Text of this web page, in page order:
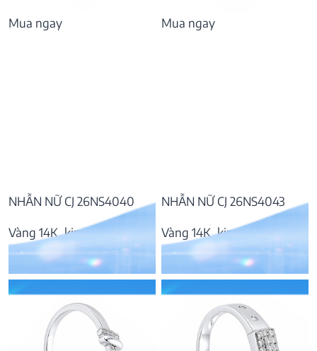
Mua ngay
NHẪN NỮ CJ 26NS4040
Vàng 14K, kim cương
10.317.000₫
Mua ngay
NHẪN NỮ CJ 26NS4043
Vàng 14K, kim cương
14.346.000₫